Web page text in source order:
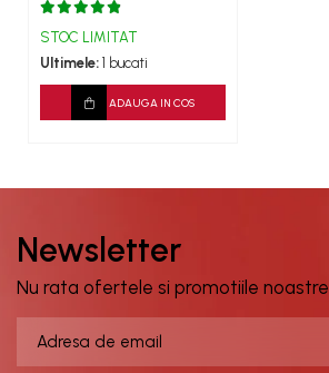
STOC LIMITAT
Ultimele: 1 bucati
ADAUGA IN COS
Newsletter
Nu rata ofertele si promotiile noastre